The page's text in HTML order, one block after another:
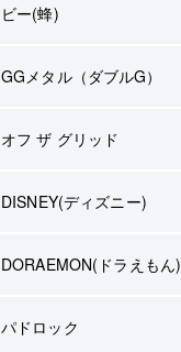
ビー(蜂)
GGメタル（ダブルG）
オフ ザ グリッド
DISNEY(ディズニー)
DORAEMON(ドラえもん)
パドロック